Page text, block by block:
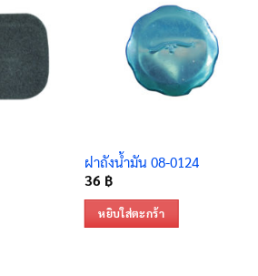
ฝาถังน้ำมัน 08-0124
36 ฿
หยิบใส่ตะกร้า